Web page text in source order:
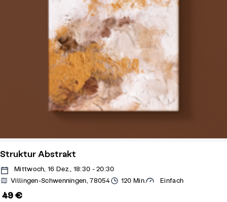
Struktur Abstrakt
Mittwoch, 16 Dez., 18:30 - 20:30
Villingen-Schwenningen, 78054
120 Min. Einfach
49 €